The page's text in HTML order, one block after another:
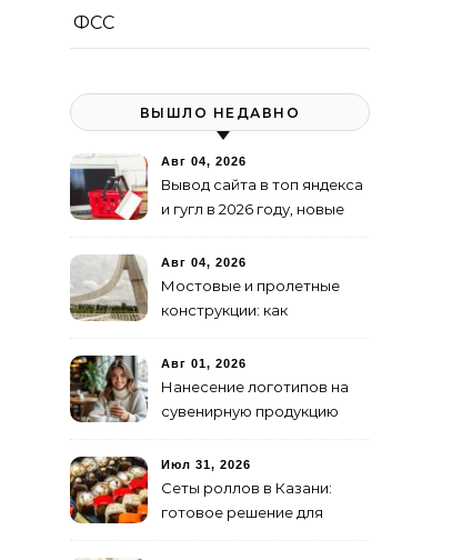
ФСС
ВЫШЛО НЕДАВНО
Авг 04, 2026
Вывод сайта в топ яндекса
и гугл в 2026 году, новые
Авг 04, 2026
Мостовые и пролетные
конструкции: как
изготовление и поставку
Авг 01, 2026
Нанесение логотипов на
сувенирную продукцию
Июл 31, 2026
Сеты роллов в Казани:
готовое решение для